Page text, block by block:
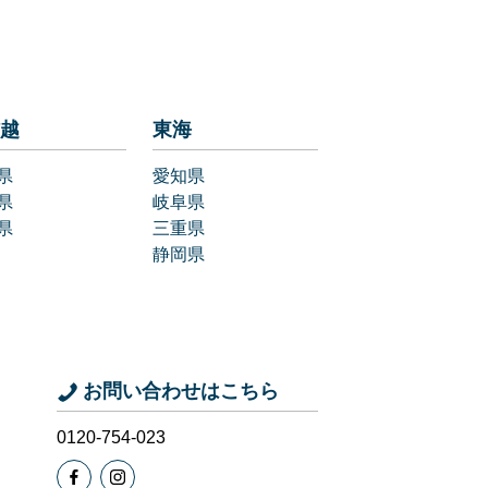
東海
愛知県
岐阜県
三重県
静岡県
お問い合わせはこちら
0120-754-023